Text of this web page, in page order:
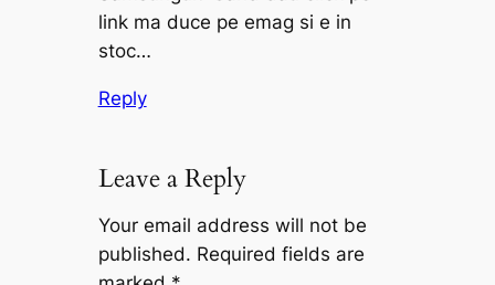
link ma duce pe emag si e in
stoc…
Reply
Leave a Reply
Your email address will not be
published. Required fields are